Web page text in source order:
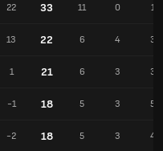
22 33 11 0 1
13 22 6 4 3
1 21 6 3 3
-1 18 5 3 5
-2 18 5 3 4